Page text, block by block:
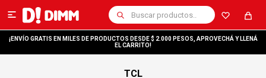

¡ENVÍO GRATIS EN MILES DE PRODUCTOS DESDE $ 2.000 PESOS, APROVECHÁ Y LLENÁ
EL CARRITO!
TCL